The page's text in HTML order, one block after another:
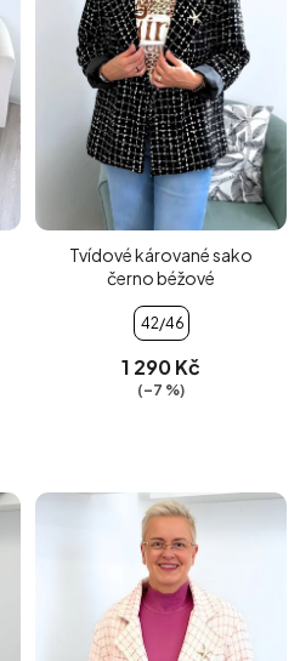
Tvídové kárované sako
černo béžové
42/46
1 290 Kč
(–7 %)